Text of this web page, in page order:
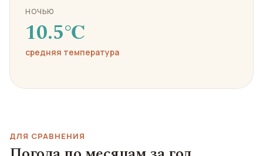
НОЧЬЮ
10.5℃
средняя температура
ДЛЯ СРАВНЕНИЯ